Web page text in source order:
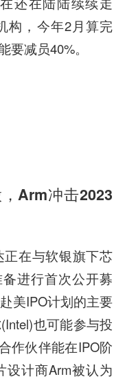
构，今年2月算完
减员40%。
Arm冲击2023
在与软银旗下芯
进行首次公开募
美IPO计划的主要
也可能参与投
作伙伴能在IPO阶
设计商Arm被认为